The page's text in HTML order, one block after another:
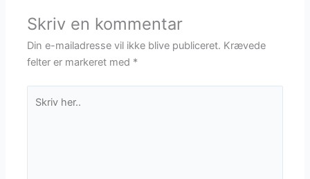
Skriv en kommentar
Din e-mailadresse vil ikke blive publiceret. Krævede
felter er markeret med *
her..